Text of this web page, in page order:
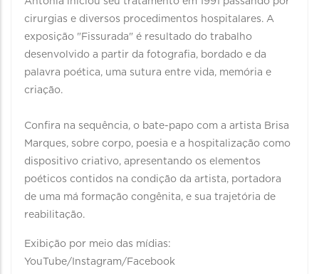
cirurgias e diversos procedimentos hospitalares. A
exposição "Fissurada" é resultado do trabalho
desenvolvido a partir da fotografia, bordado e da
palavra poética, uma sutura entre vida, memória e
criação.
Confira na sequência, o bate-papo com a artista Brisa
Marques, sobre corpo, poesia e a hospitalização como
dispositivo criativo, apresentando os elementos
poéticos contidos na condição da artista, portadora
de uma má formação congênita, e sua trajetória de
reabilitação.
Exibição por meio das mídias:
YouTube/Instagram/Facebook